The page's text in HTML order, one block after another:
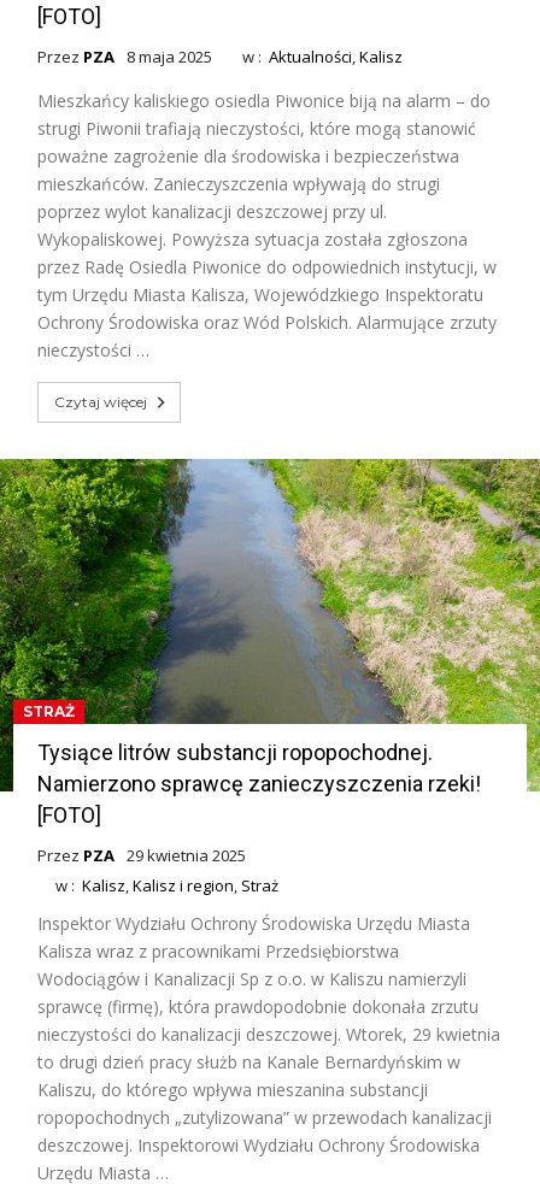
[FOTO]
Przez PZA 8 maja 2025 w :Aktualności,Kalisz
Mieszkańcy kaliskiego osiedla Piwonice biją na alarm – do
strugi Piwonii trafiają nieczystości, które mogą stanowić
poważne zagrożenie dla środowiska i bezpieczeństwa
mieszkańców. Zanieczyszczenia wpływają do strugi
poprzez wylot kanalizacji deszczowej przy ul.
Wykopaliskowej. Powyższa sytuacja została zgłoszona
przez Radę Osiedla Piwonice do odpowiednich instytucji, w
tym Urzędu Miasta Kalisza, Wojewódzkiego Inspektoratu
Ochrony Środowiska oraz Wód Polskich. Alarmujące zrzuty
nieczystości …
Czytaj więcej
STRAŻ
Tysiące litrów substancji ropopochodnej.
Namierzono sprawcę zanieczyszczenia rzeki!
[FOTO]
Przez PZA 29 kwietnia 2025
w :Kalisz,Kalisz i region, Straż
Inspektor Wydziału Ochrony Środowiska Urzędu Miasta
Kalisza wraz z pracownikami Przedsiębiorstwa
Wodociągów i Kanalizacji Sp z o.o. w Kaliszu namierzyli
sprawcę (firmę), która prawdopodobnie dokonała zrzutu
nieczystości do kanalizacji deszczowej. Wtorek, 29 kwietnia
to drugi dzień pracy służb na Kanale Bernardyńskim w
Kaliszu, do którego wpływa mieszanina substancji
ropopochodnych „zutylizowana” w przewodach kanalizacji
deszczowej. Inspektorowi Wydziału Ochrony Środowiska
Urzędu Miasta …